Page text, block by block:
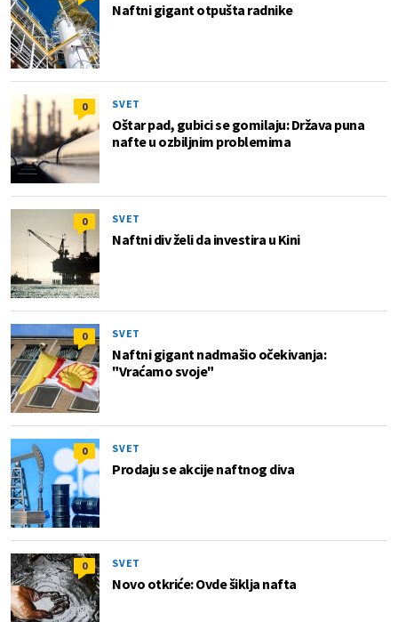
Naftni gigant otpušta radnike
0 SVET
Oštar pad, gubici se gomilaju: Država puna
nafte u ozbiljnim problemima
0 SVET
Naftni div želi da investira u Kini
0 SVET
Naftni gigant nadmašio očekivanja:
"Vraćamo svoje"
0 SVET
Prodaju se akcije naftnog diva
0 SVET
Novo otkriće: Ovde šiklja nafta